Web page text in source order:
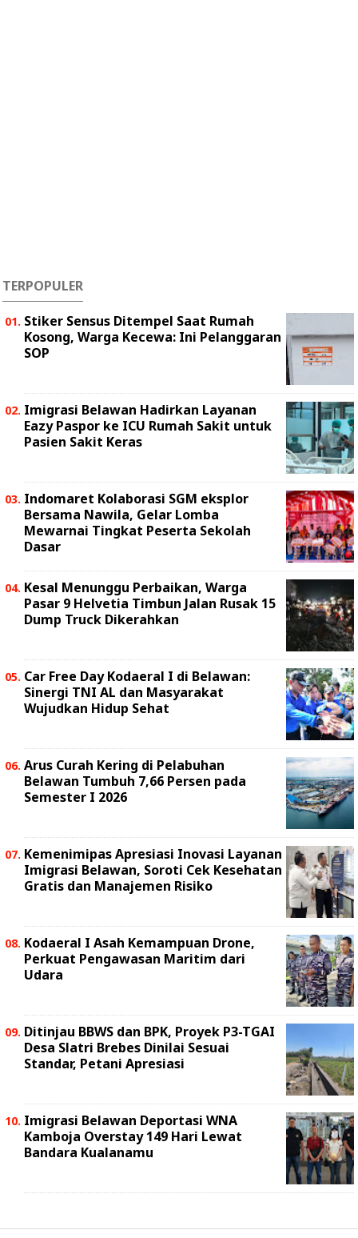
TERPOPULER
Stiker Sensus Ditempel Saat Rumah
Kosong, Warga Kecewa: Ini Pelanggaran
SOP
Imigrasi Belawan Hadirkan Layanan
Eazy Paspor ke ICU Rumah Sakit untuk
Pasien Sakit Keras
Indomaret Kolaborasi SGM eksplor
Bersama Nawila, Gelar Lomba
Mewarnai Tingkat Peserta Sekolah
Dasar
Kesal Menunggu Perbaikan, Warga
Pasar 9 Helvetia Timbun Jalan Rusak 15
Dump Truck Dikerahkan
Car Free Day Kodaeral I di Belawan:
Sinergi TNI AL dan Masyarakat
Wujudkan Hidup Sehat
Arus Curah Kering di Pelabuhan
Belawan Tumbuh 7,66 Persen pada
Semester I 2026
Kemenimipas Apresiasi Inovasi Layanan
Imigrasi Belawan, Soroti Cek Kesehatan
Gratis dan Manajemen Risiko
Kodaeral I Asah Kemampuan Drone,
Perkuat Pengawasan Maritim dari
Udara
Ditinjau BBWS dan BPK, Proyek P3-TGAI
Desa Slatri Brebes Dinilai Sesuai
Standar, Petani Apresiasi
Imigrasi Belawan Deportasi WNA
Kamboja Overstay 149 Hari Lewat
Bandara Kualanamu